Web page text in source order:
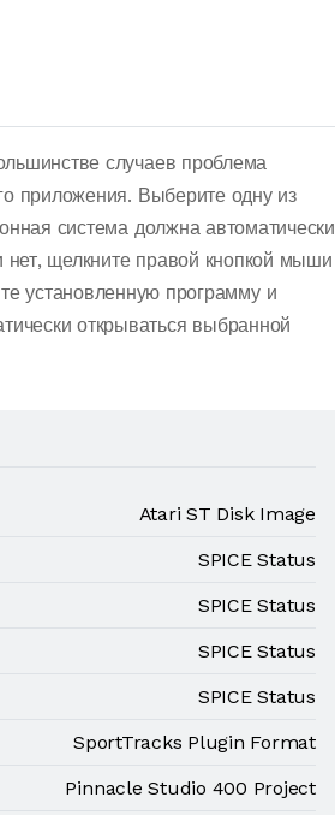
случаев проблема
приложения. Выберите одну из
система должна автоматически
щелкните правой кнопкой мыши
установленную программу и
открываться выбранной
Atari ST Disk Image
SPICE Status
SPICE Status
SPICE Status
SPICE Status
SportTracks Plugin Format
Pinnacle Studio 400 Project